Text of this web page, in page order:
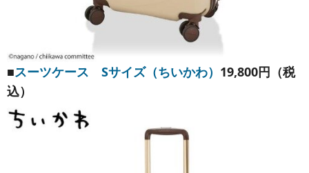
■スーツケース Sサイズ（ちいかわ） 19,800円（税
込）